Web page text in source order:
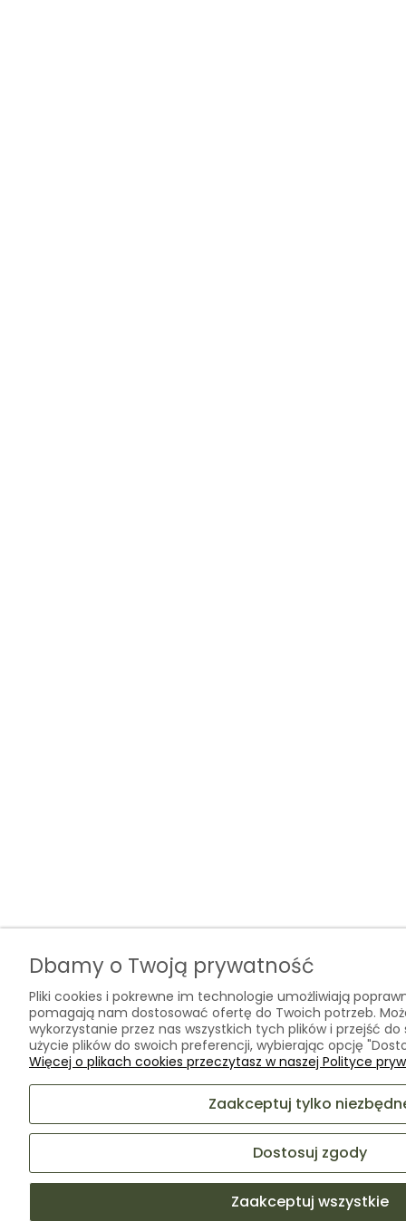
Dbamy o Twoją prywatność
Pliki cookies i pokrewne im technologie umożliwiają
pomagają nam dostosować ofertę do Twoich potrzeb.
wykorzystanie przez nas wszystkich tych plików i przejść
użycie plików do swoich preferencji, wybierając opcję
Więcej o plikach cookies przeczytasz w naszej Polityce
Zaakceptuj tylko
Dostosuj zgody
Zaakceptuj wszystkie